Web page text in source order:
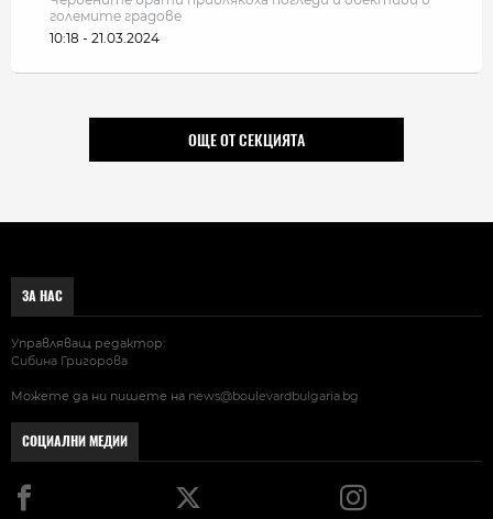
големите градове
10:18 - 21.03.2024
ОЩЕ ОТ СЕКЦИЯТА
ЗА НАС
Управляващ редактор:
Сибина Григорова
Можете да ни пишете на news@boulevardbulgaria.bg
СОЦИАЛНИ МЕДИИ